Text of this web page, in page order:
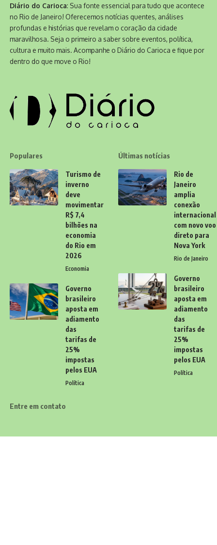
Diário do Carioca: Sua fonte essencial para tudo que acontece
no Rio de Janeiro! Oferecemos notícias quentes, análises
profundas e histórias que revelam o coração da cidade
maravilhosa. Seja o primeiro a saber sobre eventos, política,
cultura e muito mais. Acompanhe o Diário do Carioca e fique por
dentro do que move o Rio!
Populares
Turismo de
inverno
deve
movimentar
R$ 7,4
bilhões na
economia
do Rio em
2026
Economia
Governo
brasileiro
aposta em
adiamento
das
tarifas de
25%
impostas
pelos EUA
Política
Últimas notícias
Rio de
Janeiro
amplia
conexão
internacional
com novo voo
direto para
Nova York
Rio de Janeiro
Governo
brasileiro
aposta em
adiamento
das
tarifas de
25%
impostas
pelos EUA
Política
Entre em contato